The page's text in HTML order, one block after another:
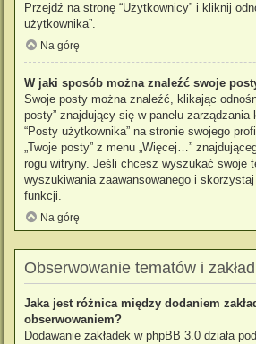
Przejdź na stronę “Użytkownicy” i kliknij
użytkownika”.
Na górę
W jaki sposób można znaleźć swoje
Swoje posty można znaleźć, klikając
posty” znajdujący się w panelu zarządzania
“Posty użytkownika” na stronie swojego
„Twoje posty” z menu „Więcej…”
rogu witryny. Jeśli chcesz wyszukać swoje
wyszukiwania zaawansowanego i
funkcji.
Na górę
Obserwowanie tematów i
Jaka jest różnica między dodaniem
obserwowaniem?
Dodawanie zakładek w phpBB 3.0 działa